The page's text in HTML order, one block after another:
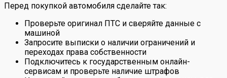
Перед покупкой автомобиля сделайте так:
Проверьте оригинал ПТС и сверяйте данные с
машиной
Запросите выписки о наличии ограничений и
переходах права собственности
Подключитесь к государственным онлайн-
сервисам и проверьте наличие штрафов